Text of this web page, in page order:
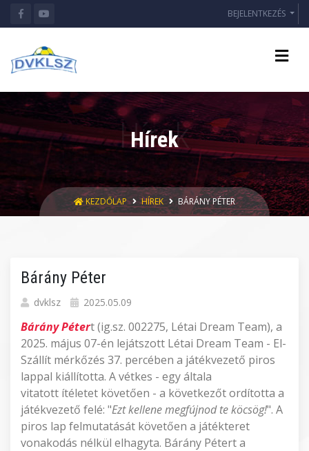
BEJELENTKEZÉS
Hírek
KEZDŐLAP HÍREK BÁRÁNY PÉTER
Bárány Péter
dvklsz 2025.05.09
Bárány Pétert (ig.sz. 002275, Létai Dream Team), a
2025. május 07-én lejátszott Létai Dream Team - El-
Szállít mérkőzés 37. percében a játékvezető piros
lappal kiállította. A vétkes - egy általa
vitatott ítéletet követően - a következőt ordította a
játékvezető felé: "Ezt kellene megfújnod te köcsög!". A
piros lap felmutatását követően a játékteret
vonakodás nélkül elhagyta. Bárány Pétert a